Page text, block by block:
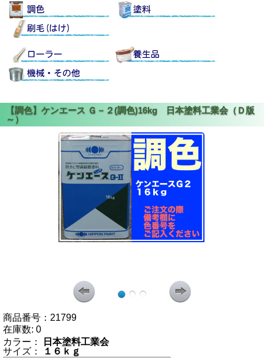
商品番号： 21799
在庫数: 0
カラー：
日本塗料工業会
サイズ：
１６ｋｇ